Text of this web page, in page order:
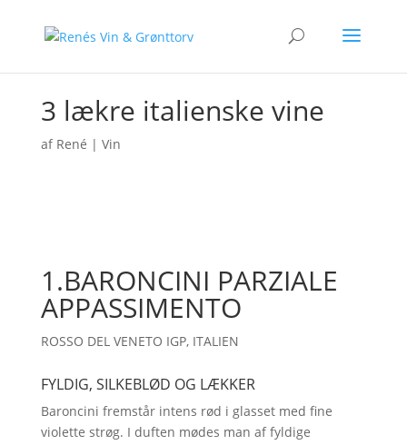
3 lækre italienske vine
af René | Vin
1.BARONCINI PARZIALE
APPASSIMENTO
ROSSO DEL VENETO IGP, ITALIEN
FYLDIG, SILKEBLØD OG LÆKKER
Baroncini fremstår intens rød i glasset med fine
violette strøg. I duften mødes man af fyldige